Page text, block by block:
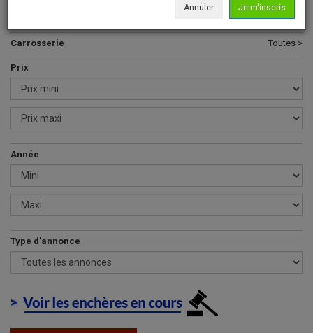
Classe M >
Carrosserie Toutes >
Prix
Année
Type d'annonce
Annuler Je m'inscris